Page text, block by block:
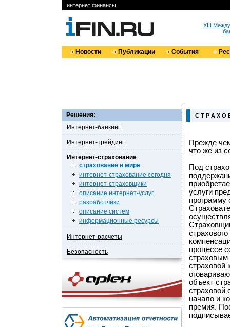
интернет финансы
XIII
Новости Публикации События
Решения:
Интернет-банкинг
Интернет-трейдинг
Интернет-страхование
страхование в мире
интернет-страхование сегодня
интернет-страховщики
описание интернет-услуг
разработчики
описание систем
информационные ресурсы
Интернет-расчеты
Безопасность
С Т Р А Х О
Прежде
что же из
Под
услуги
программу
процессе
страховым
страховой
объект
страховой
начало и
премия.